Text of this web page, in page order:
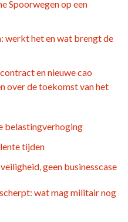
Spoorwegen op een
werkt het en wat brengt de
en nieuwe cao
over de toekomst van het
belastingverhoging
tijden
geen businesscase
wat mag militair nog